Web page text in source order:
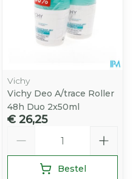
Vichy
Vichy Deo A/trace Roller
48h Duo 2x50ml
€ 26,25
Bestel